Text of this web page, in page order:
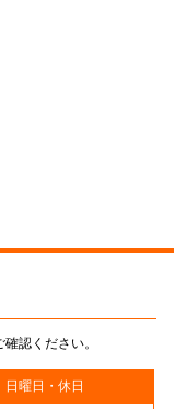
認ください。
日曜日・休日